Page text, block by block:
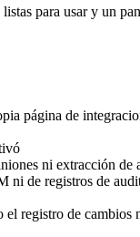
para usar y un
página de
ni extracción de
de registros de
el registro de cambios